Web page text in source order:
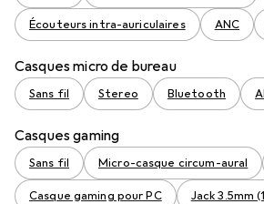
Écouteurs intra-auriculaires ANC
Casques micro de bureau
Sans fil Stereo Bluetooth
Casques gaming
Sans fil Micro-casque circum-aural
Casque gaming pour PC Jack 3.5mm